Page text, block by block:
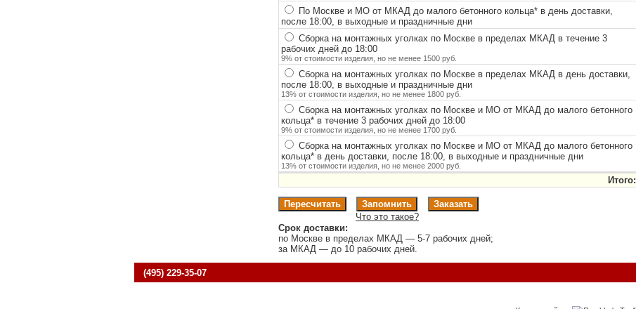
По Москве и МО от МКАД до малого бетонного кольца*в день доставки,
после 18:00, в выходные и праздничные дни
Сборка на монтажных уголках по Москве в пределах МКАД в течение 3
рабочих дней до 18:00
9% от стоимости изделия, но не менее 1500 руб.
Сборка на монтажных уголках по Москве в пределах МКАД в день доставки,
после 18:00, в выходные и праздничные дни
13% от стоимости изделия, но не менее 1800 руб.
Сборка на монтажных уголках по Москве и МО от МКАД до малого бетонного
кольца*в течение 3 рабочих дней до 18:00
9% от стоимости изделия, но не менее 1700 руб.
Сборка на монтажных уголках по Москве и МО от МКАД до малого бетонного
кольца*в день доставки, после 18:00, в выходные и праздничные дни
13% от стоимости изделия, но не менее 2000 руб.
Итого:
Что это такое?
Срок доставки:
по Москве в пределах МКАД — 5-7 рабочих дней;
за МКАД — до 10 рабочих дней.
(495) 229-35-07